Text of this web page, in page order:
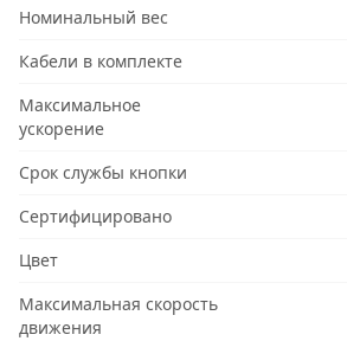
Номинальный вес
Кабели в комплекте
Максимальное
ускорение
Срок службы кнопки
Сертифицировано
Цвет
Максимальная скорость
движения